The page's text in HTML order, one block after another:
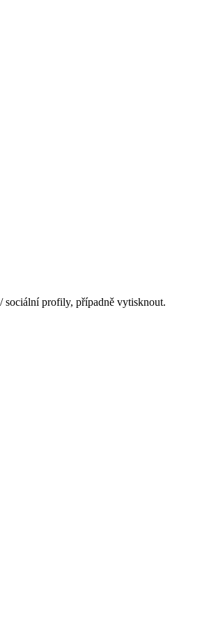
sociální profily, případně vytisknout.